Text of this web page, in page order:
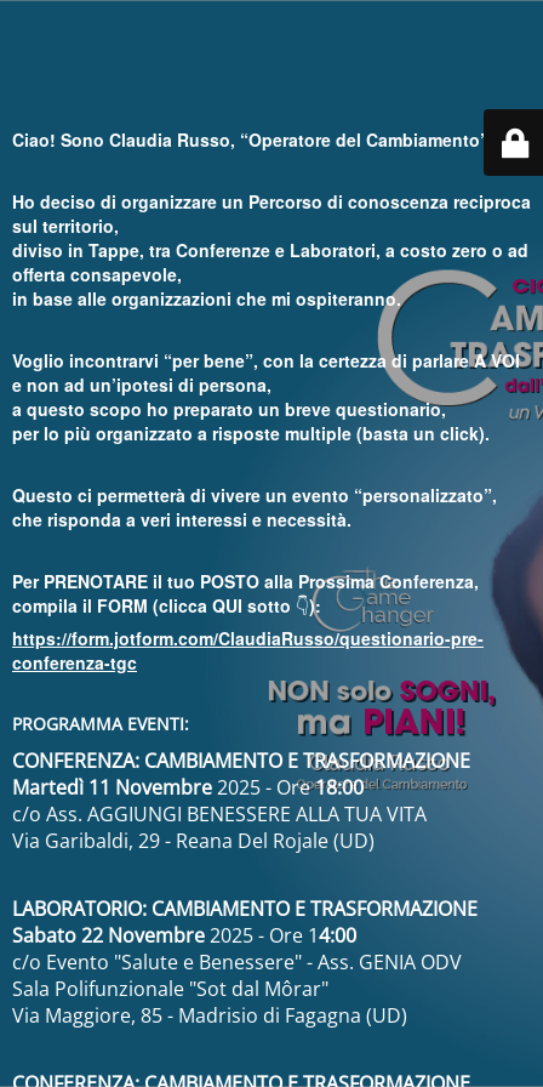
Ciao! Sono Claudia Russo, “Operatore del Cambiamento”.
Ho deciso di organizzare un Percorso di conoscenza reciproca
sul territorio,
diviso in Tappe, tra Conferenze e Laboratori, a costo zero o ad
offerta consapevole,
in base alle organizzazioni che mi ospiteranno.
Voglio incontrarvi “per bene”, con la certezza di parlare A VOI
e non ad un’ipotesi di persona,
a questo scopo ho preparato un breve questionario,
per lo più organizzato a risposte multiple (basta un click).
Questo ci permetterà di vivere un evento “personalizzato”,
che risponda a veri interessi e necessità.
Per PRENOTARE il tuo POSTO alla Prossima Conferenza,
compila il FORM (clicca QUI sotto 👇):
https://form.jotform.com/ClaudiaRusso/questionario-pre-
conferenza-tgc
PROGRAMMA EVENTI:
CONFERENZA: CAMBIAMENTO E TRASFORMAZIONE
Martedì 11 Novembre2025 - Ore18:00
c/o Ass. AGGIUNGI BENESSERE ALLA TUA VITA
Via Garibaldi, 29 - Reana Del Rojale (UD)
LABORATORIO: CAMBIAMENTO E TRASFORMAZIONE
Sabato 22 Novembre2025 - Ore 14:00
c/o Evento "Salute e Benessere" - Ass. GENIA ODV
Sala Polifunzionale "Sot dal Môrar"
Via Maggiore, 85 - Madrisio di Fagagna (UD)